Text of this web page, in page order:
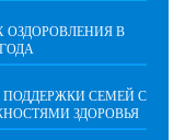
ОЗДОРОВЛЕНИЯ В
СЕМЕЙ С
ЗДОРОВЬЯ